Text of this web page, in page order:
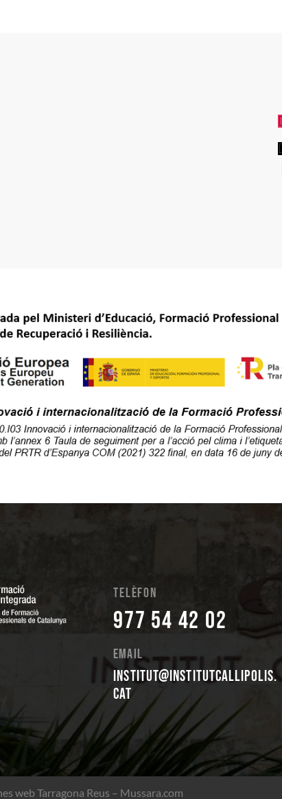
Telèfon
977 54 42 02
Email
institut@institutcallipolis.
cat
web Tarragona Reus – Mussara.com